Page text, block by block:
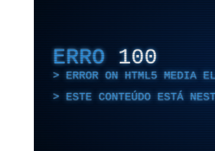
ERRO 100
ERROR ON HTML5 MEDIA
ESTE CONTEÚDO ESTÁ